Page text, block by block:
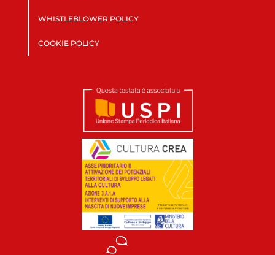
WHISTLEBLOWER POLICY
COOKIE POLICY